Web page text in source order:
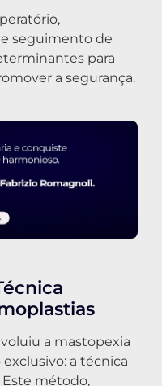
seguimento de
para
a segurança.
a mastopexia
a técnica
Este método,